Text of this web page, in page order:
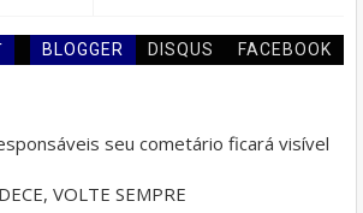
BLOGGER DISQUS FACEBOOK
seu cometário ficará visível
VOLTE SEMPRE